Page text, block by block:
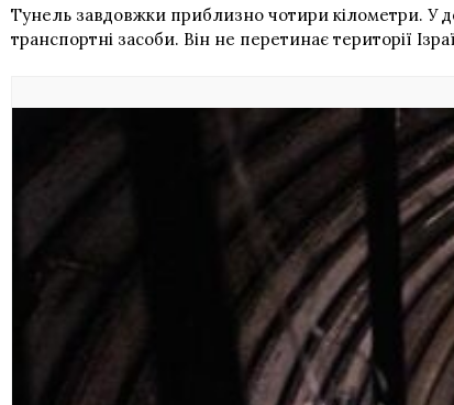
Тунель завдовжки приблизно чотири кілометри. У
транспортні засоби. Він не перетинає території